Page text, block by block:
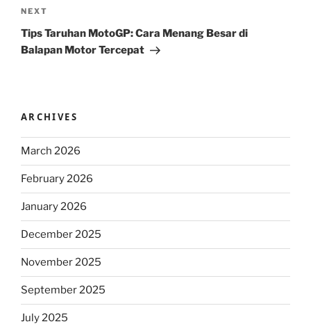
Next
Post
NEXT
Tips Taruhan MotoGP: Cara Menang Besar di
Balapan Motor Tercepat
ARCHIVES
March 2026
February 2026
January 2026
December 2025
November 2025
September 2025
July 2025